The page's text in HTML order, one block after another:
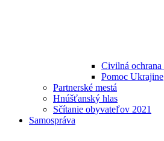
Civilná
Pomoc Ukrajine
Partnerské mestá
Hnúšťanský hlas
Sčítanie obyvateľov 2021
Samospráva